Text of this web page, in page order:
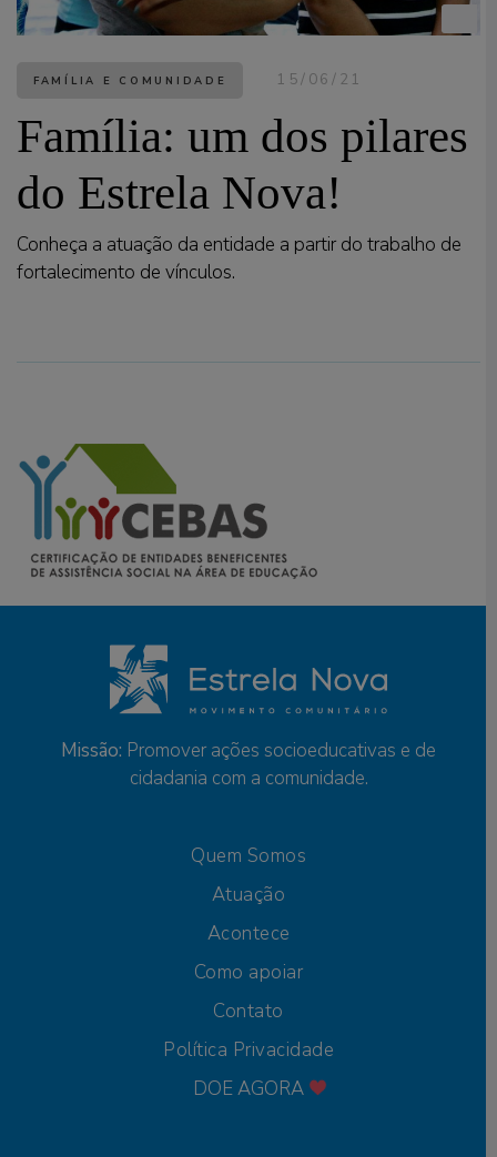
FAMÍLIA E COMUNIDADE 15/06/21
Família: um dos pilares
do Estrela Nova!
Conheça a atuação da entidade a partir do trabalho de
fortalecimento de vínculos.
Missão: Promover ações socioeducativas e de
cidadania com a comunidade.
Quem Somos
Atuação
Acontece
Como apoiar
Contato
Política Privacidade
DOE AGORA